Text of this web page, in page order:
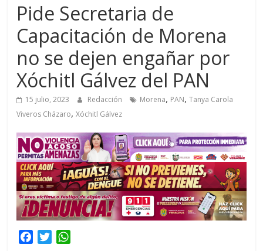
Pide Secretaria de
Capacitación de Morena
no se dejen engañar por
Xóchitl Gálvez del PAN
15 julio, 2023 Redacción Morena, PAN,Tanya Carola
Viveros Cházaro,Xóchitl Gálvez
T